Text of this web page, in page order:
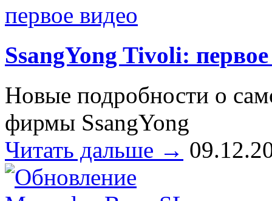
SsangYong Tivoli:
Новые подробности о
фирмы SsangYong
Читать дальше →